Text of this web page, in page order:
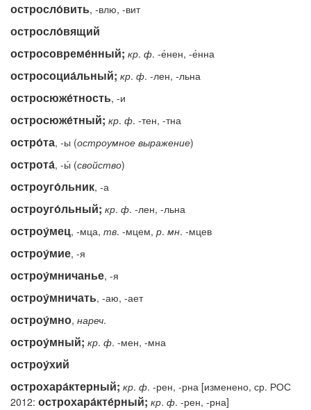
остросло́вить, -влю, -вит
остросло́вящий
остросовреме́нный; кр. ф. -е́нен, -е́нна
остросоциа́льный; кр. ф. -лен, -льна
остросюже́тность, -и
остросюже́тный; кр. ф. -тен, -тна
остро́та, -ы (остроумное выражение)
острота́, -ы́ (свойство)
остроуго́льник, -а
остроуго́льный; кр. ф. -лен, -льна
остроу́мец, -мца, тв. -мцем, р. мн. -мцев
остроу́мие, -я
остроу́мничанье, -я
остроу́мничать, -аю, -ает
остроу́мно, нареч.
остроу́мный; кр. ф. -мен, -мна
остроу́хий
острохара́ктерный; кр. ф. -рен, -рна [изменено, ср. РОС
2012: острохара́кте́рный; кр. ф. -рен, -рна]